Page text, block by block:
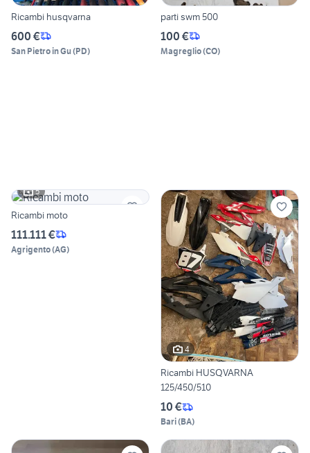
Ricambi husqvarna
600 €
San Pietro in Gu(PD)
parti swm 500
100 €
Magreglio(CO)
5
Ricambi moto
111.111 €
Agrigento(AG)
4
Ricambi HUSQVARNA
125/450/510
10 €
Bari(BA)